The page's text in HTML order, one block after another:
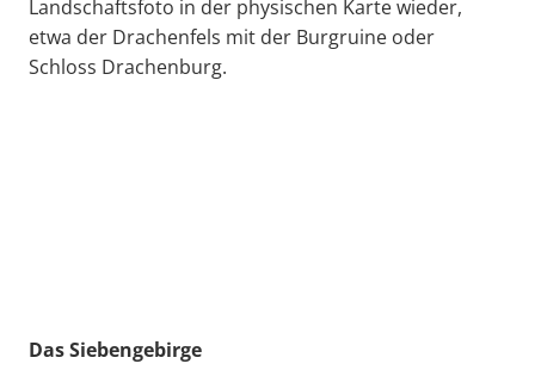
Landschaftsfoto in der physischen Karte wieder,
etwa der Drachenfels mit der Burgruine oder
Schloss Drachenburg.
Das Siebengebirge